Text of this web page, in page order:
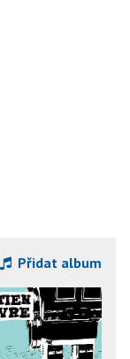
Přidat album